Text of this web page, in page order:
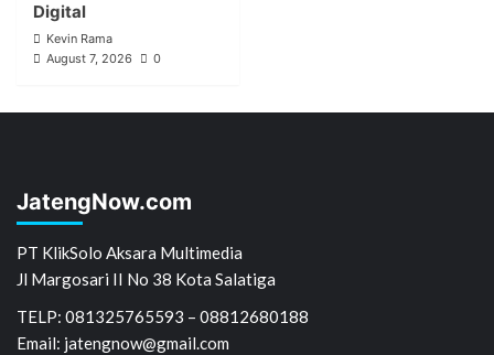
Digital
Kevin Rama
August 7, 2026
0
JatengNow.com
PT KlikSolo Aksara Multimedia
Jl Margosari II No 38 Kota Salatiga
TELP: 081325765593 – 08812680188
Email: jatengnow@gmail.com